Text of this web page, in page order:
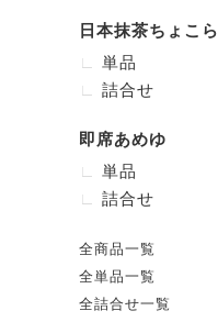
日本抹茶ちょこら
単品
詰合せ
即席あめゆ
単品
詰合せ
全商品一覧
全単品一覧
全詰合せ一覧